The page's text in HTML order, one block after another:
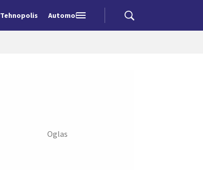
Tehnopolis Automobili